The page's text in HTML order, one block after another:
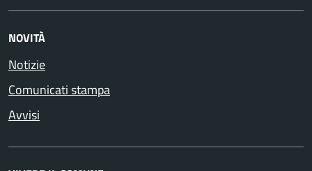
NOVITÀ
Notizie
Comunicati stampa
Avvisi